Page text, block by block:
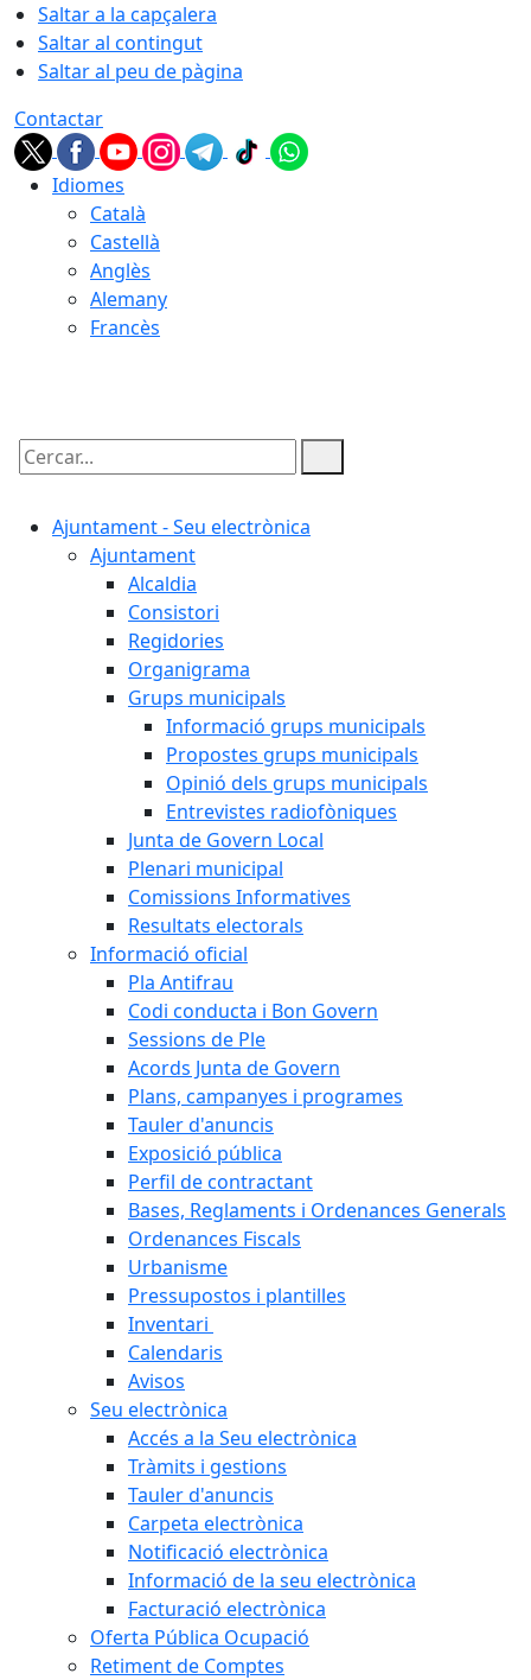
Saltar a la capçalera
Saltar al contingut
Saltar al peu de pàgina
Contactar
Idiomes
Català
Castellà
Anglès
Alemany
Francès
Cercar:
Ajuntament - Seu electrònica
Ajuntament
Alcaldia
Consistori
Regidories
Organigrama
Grups municipals
Informació grups municipals
Propostes grups municipals
Opinió dels grups municipals
Entrevistes radiofòniques
Junta de Govern Local
Plenari municipal
Comissions Informatives
Resultats electorals
Informació oficial
Pla Antifrau
Codi conducta i Bon Govern
Sessions de Ple
Acords Junta de Govern
Plans, campanyes i programes
Tauler d'anuncis
Exposició pública
Perfil de contractant
Bases, Reglaments i Ordenances Generals
Ordenances Fiscals
Urbanisme
Pressupostos i plantilles
Inventari
Calendaris
Avisos
Seu electrònica
Accés a la Seu electrònica
Tràmits i gestions
Tauler d'anuncis
Carpeta electrònica
Notificació electrònica
Informació de la seu electrònica
Facturació electrònica
Oferta Pública Ocupació
Retiment de Comptes